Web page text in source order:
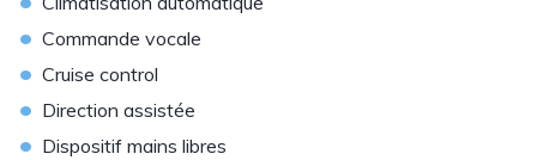
• Commande vocale
• Cruise control
• Direction assistée
• Dispositif mains libres